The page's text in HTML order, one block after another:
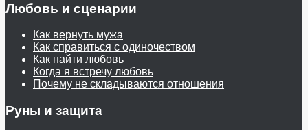
Любовь и сценарии
Как вернуть мужа
Как справиться с одиночеством
Как найти любовь
Когда я встречу любовь
Почему не складываются отношения
Руны и защита